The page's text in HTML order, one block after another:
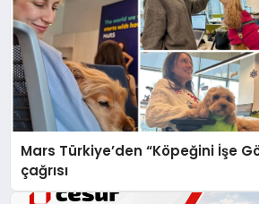
Mars Türkiye’den “Köpeğini İşe
çağrısı